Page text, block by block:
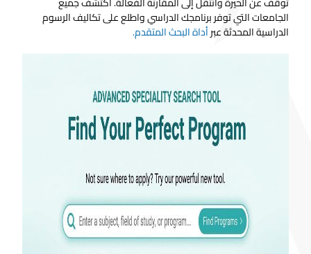
الجامعات التي توفر برنامجك الدراسي واطلع على تكاليف الرسوم
الدراسية المحدثة عبرأداة البحث المتقدم.